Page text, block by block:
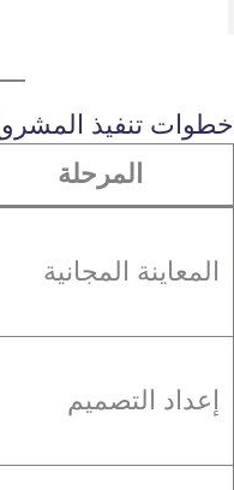
خطوات تنفيذ
المرحلة
المعاينة المجانية
إعداد التصميم